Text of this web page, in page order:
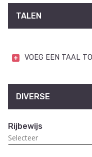
TALEN
VOEG EEN TAAL
DIVERSE
Rijbewijs